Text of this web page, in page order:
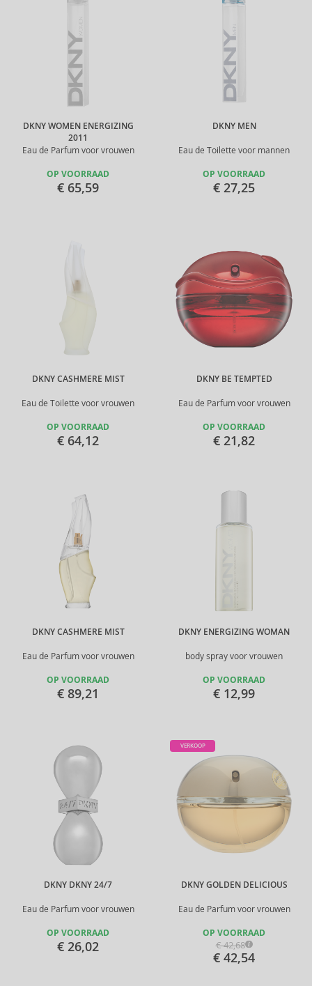
DKNY WOMEN ENERGIZING
2011
Eau de Parfum voor vrouwen
OP VOORRAAD
€ 65,59
DKNY MEN
Eau de Toilette voor mannen
OP VOORRAAD
€ 27,25
DKNY CASHMERE MIST
Eau de Toilette voor vrouwen
OP VOORRAAD
€ 64,12
DKNY BE TEMPTED
Eau de Parfum voor vrouwen
OP VOORRAAD
€ 21,82
DKNY CASHMERE MIST
Eau de Parfum voor vrouwen
OP VOORRAAD
€ 89,21
DKNY ENERGIZING WOMAN
body spray voor vrouwen
OP VOORRAAD
€ 12,99
DKNY DKNY 24/7
Eau de Parfum voor vrouwen
OP VOORRAAD
€ 26,02
DKNY GOLDEN DELICIOUS
Eau de Parfum voor vrouwen
VERKOOP
OP VOORRAAD
€ 42,68
€ 42,54